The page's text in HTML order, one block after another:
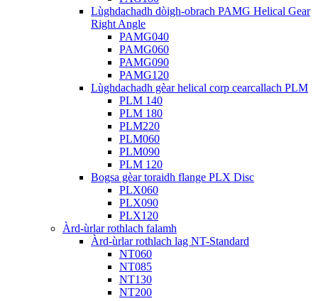
Lùghdachadh dòigh-obrach PAMG Helical Gear
Right Angle
PAMG040
PAMG060
PAMG090
PAMG120
Lùghdachadh gèar helical corp cearcallach PLM
PLM 140
PLM 180
PLM220
PLM060
PLM090
PLM 120
Bogsa gèar toraidh flange PLX Disc
PLX060
PLX090
PLX120
Àrd-ùrlar rothlach falamh
Àrd-ùrlar rothlach lag NT-Standard
NT060
NT085
NT130
NT200